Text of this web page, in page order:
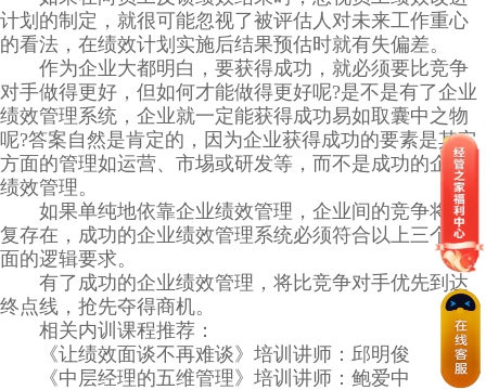
计划的制定，就很可能忽视了被评估人对未来工作重心
的看法，在绩效计划实施后结果预估时就有失偏差。
作为企业大都明白，要获得成功，就必须要比竞争
对手做得更好，但如何才能做得更好呢?是不是有了企业
绩效管理系统，企业就一定能获得成功易如取囊中之物
呢?答案自然是肯定的，因为企业获得成功的要素是其它
方面的管理如运营、市埸或研发等，而不是成功的企业
绩效管理。
如果单纯地依靠企业绩效管理，企业间的竞争将不
复存在，成功的企业绩效管理系统必须符合以上三个层
面的逻辑要求。
有了成功的企业绩效管理，将比竞争对手优先到达
终点线，抢先夺得商机。
相关内训课程推荐：
《让绩效面谈不再难谈》培训讲师：邱明俊
《中层经理的五维管理》培训讲师：鲍爱中